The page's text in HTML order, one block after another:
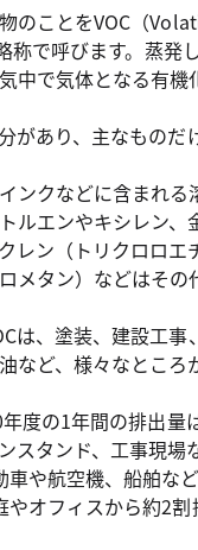
のことをVOC（
で呼びます。蒸発
中で気体となる有機
があり、主なものだ
ンクなどに含まれる
ルエンやキシレン、
レン（トリクロロエ
メタン）などはその
は、塗装、建設工事
など、様々なところ
度の1年間の排出量
スタンド、工事現場
車や航空機、船舶な
やオフィスから約2